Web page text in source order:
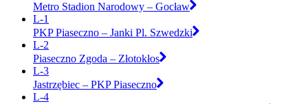
Metro Stadion Narodowy – Gocław
L-1
PKP Piaseczno – Janki Pl. Szwedzki
L-2
Piaseczno Zgoda – Złotokłos
L-3
Jastrzębiec – PKP Piaseczno
L-4